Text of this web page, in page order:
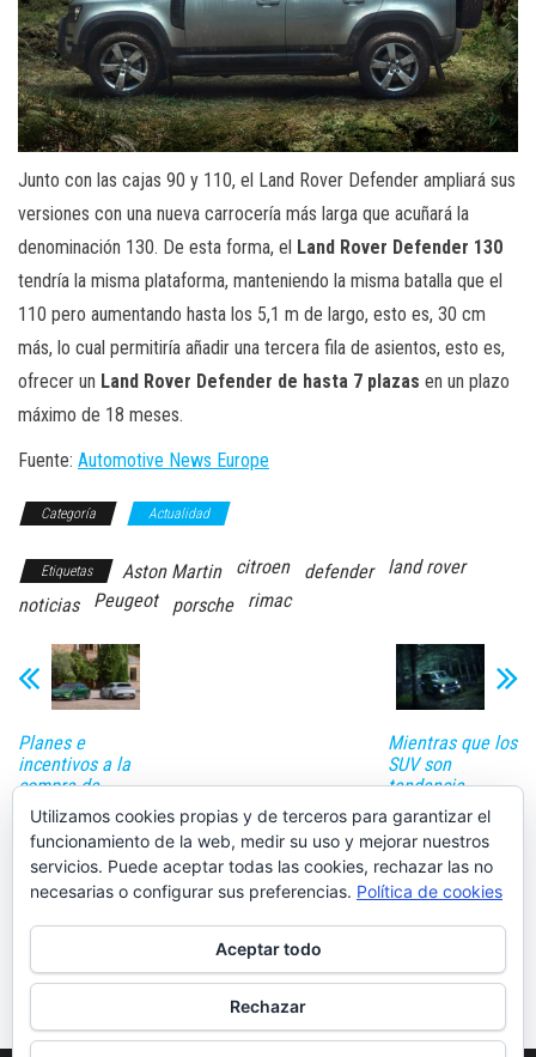
Junto con las cajas 90 y 110, el Land Rover Defender ampliará sus
versiones con una nueva carrocería más larga que acuñará la
denominación 130. De esta forma, el Land Rover Defender 130
tendría la misma plataforma, manteniendo la misma batalla que el
110 pero aumentando hasta los 5,1 m de largo, esto es, 30 cm
más, lo cual permitiría añadir una tercera fila de asientos, esto es,
ofrecer un Land Rover Defender de hasta 7 plazas en un plazo
máximo de 18 meses.
Fuente: Automotive News Europe
Categoría Actualidad
Etiquetas Aston Martin citroen defender
land rover
noticias
Peugeot porsche rimac
Planes e
incentivos a la
compra de
coches
eléctricos,
motores de
gasolina que
desaparecen y
tradicionales
la
Mientras que los
SUV son
tendencia,
Suzuki presenta
el Jimny Pro y el
Cupra León
anuncia el
precio de sus
Utilizamos cookies propias y de terceros para garantizar el
funcionamiento de la web, medir su uso y mejorar nuestros
servicios. Puede aceptar todas las cookies, rechazar las no
necesarias o configurar sus preferencias. Política de cookies
Aceptar todo
Rechazar